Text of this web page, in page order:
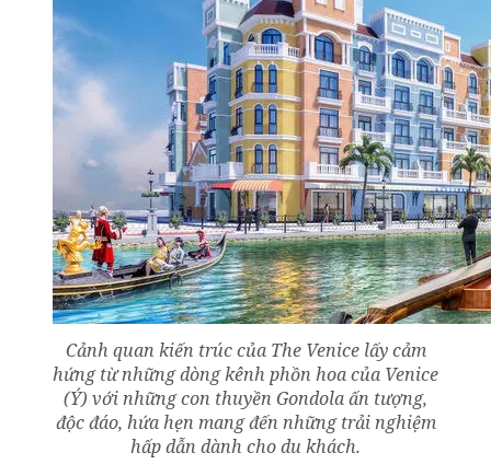
Cảnh quan kiến trúc của The Venice lấy cảm
hứng từ những dòng kênh phồn hoa của Venice
(Ý) với những con thuyền Gondola ấn tượng,
độc đáo, hứa hẹn mang đến những trải nghiệm
hấp dẫn dành cho du khách.